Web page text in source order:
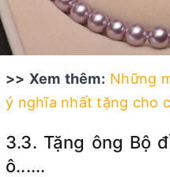
>> Xem thêm: Những
ý nghĩa nhất tặng cho
3.3. Tặng ông Bộ
ô......